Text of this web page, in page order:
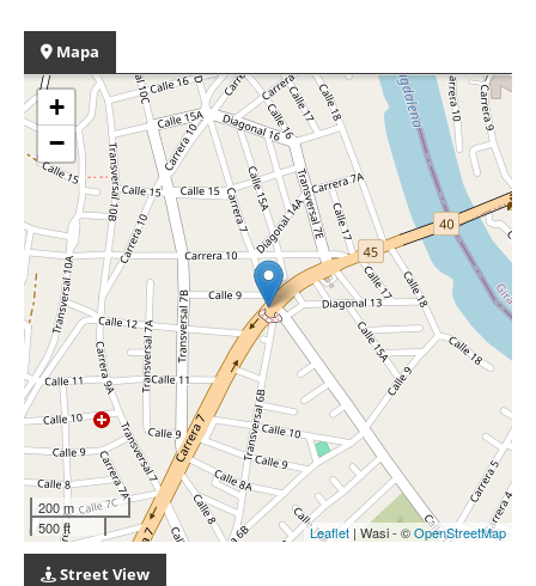
Mapa
+
−
200 m
500 ft
Leaflet | Wasi - ©OpenStreetMap
Street View